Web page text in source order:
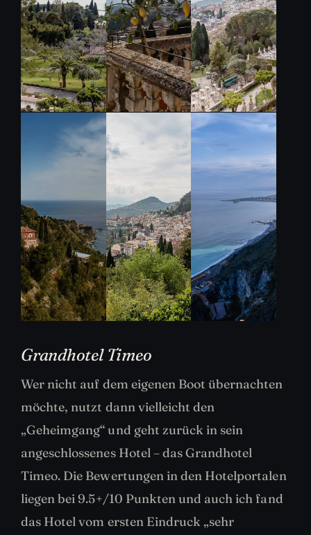
Grandhotel Timeo
Wer nicht auf dem eigenen Boot übernachten
möchte, nutzt dann vielleicht den
„Geheimgang“ und geht zurück in sein
angeschlossenes Hotel – das Grandhotel
Timeo. Die Bewertungen in den Hotelportalen
liegen bei 9.5+/10 Punkten und auch ich fand
das Hotel vom ersten Eindruck „sehr